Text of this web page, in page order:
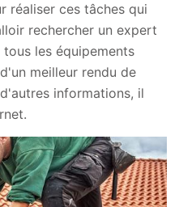
réaliser ces tâches qui
rechercher un expert
les équipements
meilleur rendu de
informations, il